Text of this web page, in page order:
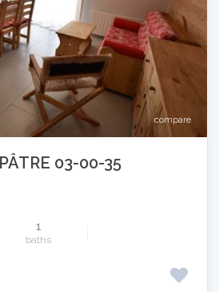
compare
03-00-35
1
baths